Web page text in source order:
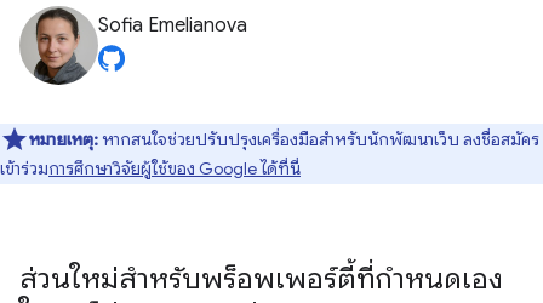
Sofia Emelianova
หมายเหตุ: หากสนใจช่วยปรับปรุงเครื่องมือสำหรับนักพัฒนาเว็บ ลงชื่อสมัคร
เข้าร่วมการศึกษาวิจัยผู้ใช้ของ Google ได้ที่นี่
ส่วนใหม่สำหรับพร็อพเพอร์ตี้ที่กำหนดเอง